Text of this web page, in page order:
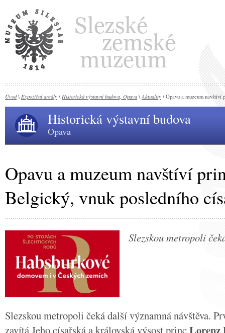
Úvod\ Expoziční areály \ Historická výstavní budova, Opava \Aktuality \ Opavu a muzeum
Historická výstavní budova
Opava
Opavu a muzeum navštíví
Belgický, vnuk posledního
Slezskou metropoli
Slezskou metropoli čeká další významná návštěva.
zavítá Jeho císařská a královská výsost princLorenz